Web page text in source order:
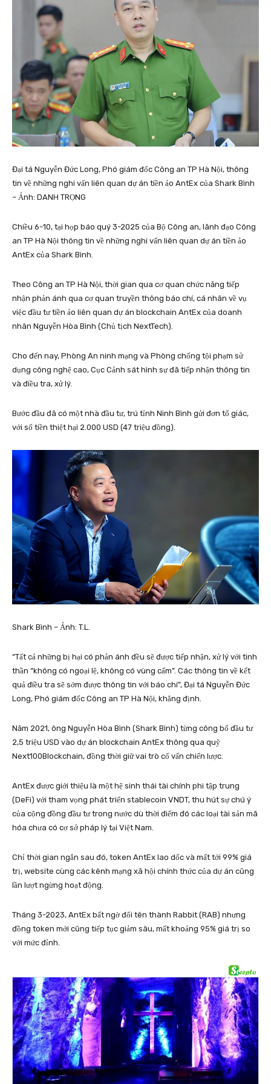
Đại tá Nguyễn Đức Long, Phó giám đốc Công an TP Hà Nội, thông
tin về những nghi vấn liên quan dự án tiền ảo AntEx của Shark Bình
– Ảnh: DANH TRỌNG
Chiều 6-10, tại họp báo quý 3-2025 của Bộ Công an, lãnh đạo Công
an TP Hà Nội thông tin về những nghi vấn liên quan dự án tiền ảo
AntEx của Shark Bình.
Theo Công an TP Hà Nội, thời gian qua cơ quan chức năng tiếp
nhận phản ánh qua cơ quan truyền thông báo chí, cá nhân về vụ
việc đầu tư tiền ảo liên quan dự án blockchain AntEx của doanh
nhân Nguyễn Hòa Bình (Chủ tịch NextTech).
Cho đến nay, Phòng An ninh mạng và Phòng chống tội phạm sử
dụng công nghệ cao, Cục Cảnh sát hình sự đã tiếp nhận thông tin
và điều tra, xử lý.
Bước đầu đã có một nhà đầu tư, trú tỉnh Ninh Bình gửi đơn tố giác,
với số tiền thiệt hại 2.000 USD (47 triệu đồng).
Shark Bình – Ảnh: T.L.
“Tất cả những bị hại có phản ánh đều sẽ được tiếp nhận, xử lý với tinh
thần “không có ngoại lệ, không có vùng cấm”. Các thông tin về kết
quả điều tra sẽ sớm được thông tin với báo chí”, Đại tá Nguyễn Đức
Long, Phó giám đốc Công an TP Hà Nội, khẳng định.
Năm 2021, ông Nguyễn Hòa Bình (Shark Bình) từng công bố đầu tư
2,5 triệu USD vào dự án blockchain AntEx thông qua quỹ
Next100Blockchain, đồng thời giữ vai trò cố vấn chiến lược.
AntEx được giới thiệu là một hệ sinh thái tài chính phi tập trung
(DeFi) với tham vọng phát triển stablecoin VNDT, thu hút sự chú ý
của cộng đồng đầu tư trong nước dù thời điểm đó các loại tài sản mã
hóa chưa có cơ sở pháp lý tại Việt Nam.
Chỉ thời gian ngắn sau đó, token AntEx lao dốc và mất tới 99% giá
trị, website cùng các kênh mạng xã hội chính thức của dự án cũng
lần lượt ngừng hoạt động.
Tháng 3-2023, AntEx bất ngờ đổi tên thành Rabbit (RAB) nhưng
đồng token mới cũng tiếp tục giảm sâu, mất khoảng 95% giá trị so
với mức đỉnh.